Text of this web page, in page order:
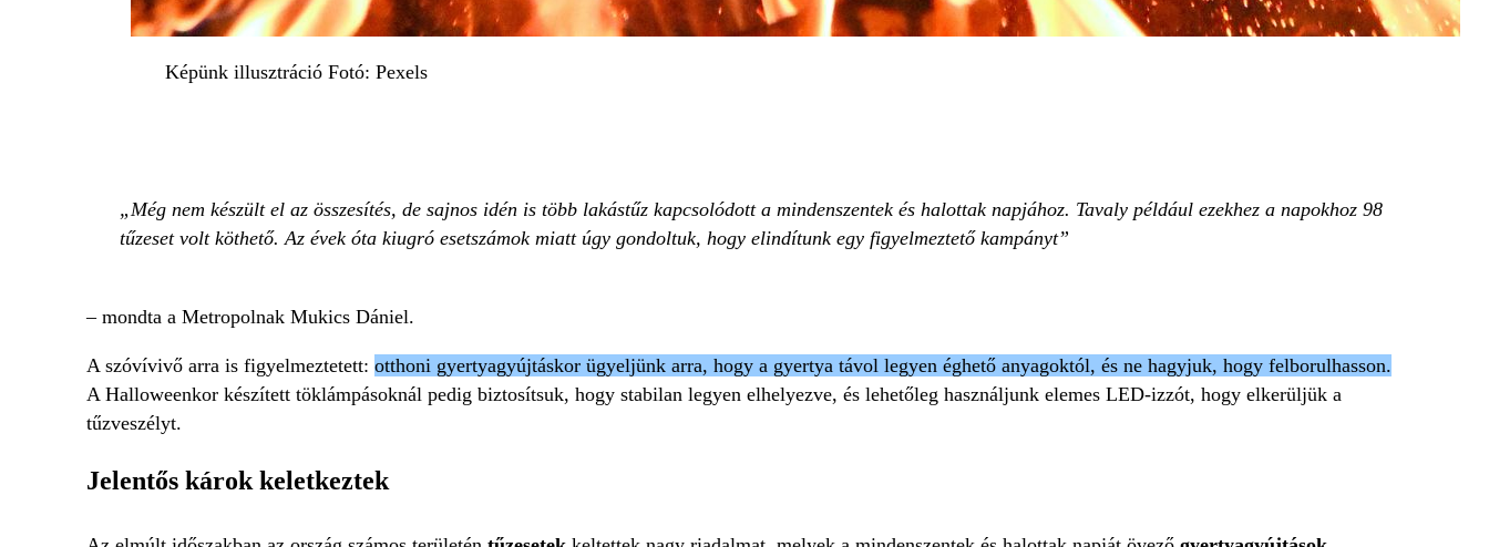
Képünk illusztráció Fotó: Pexels
Még nem készült el az összesítés, de sajnos idén is több lakástűz kapcsolódott a mindenszentek és halottak napjához. Tavaly például ezekhez a napokhoz 98
tűzeset volt köthető. Az évek óta kiugró esetszámok miatt úgy gondoltuk, hogy elindítunk egy figyelmeztető kampányt
– mondta a Metropolnak Mukics Dániel.
A szóvívivő arra is figyelmeztetett: otthoni gyertyagyújtáskor ügyeljünk arra, hogy a gyertya távol legyen éghető anyagoktól, és ne hagyjuk, hogy felborulhasson.
A Halloweenkor készített töklámpásoknál pedig biztosítsuk, hogy stabilan legyen elhelyezve, és lehetőleg használjunk elemes LED-izzót, hogy elkerüljük a
tűzveszélyt.
Jelentős károk keletkeztek